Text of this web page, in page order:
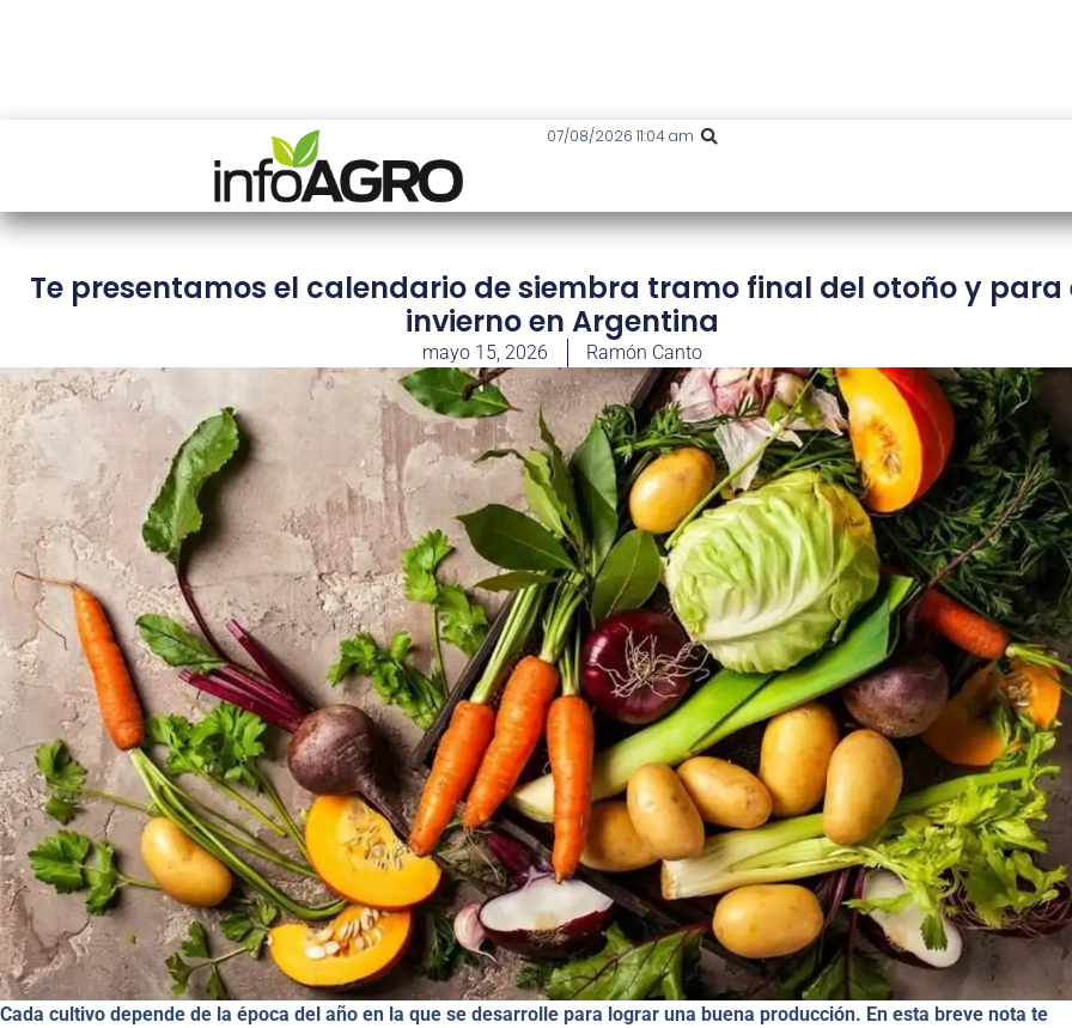
07/08/2026 11:04 am
Te presentamos el calendario de siembra tramo final del otoño y para
invierno en Argentina
mayo 15, 2026 Ramón Canto
Cada cultivo depende de la época del año en la que se desarrolle para lograr una buena producción. En esta breve nota te